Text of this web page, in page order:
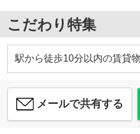
こだわり特集
駅から徒歩10分以内の賃貸
メールで共有する